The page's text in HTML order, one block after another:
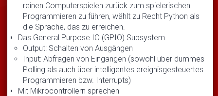
reinen Computerspielen zurück zum spielerischen
Programmieren zu führen, wählt zu Recht Python als
die Sprache, das zu erreichen.
Das General Purpose IO (GPIO) Subsystem.
Output: Schalten von Ausgängen
Input: Abfragen von Eingängen (sowohl über dummes
Polling als auch über intelligentes ereignisgesteuertes
Programmieren bzw. Interrupts)
Mit Mikrocontrollern sprechen